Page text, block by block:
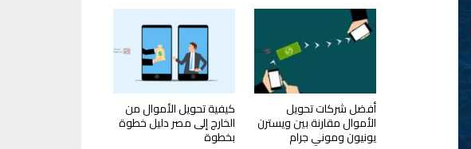
أفضل شركات تحويل
الأموال مقارنة بين ويسترن
يونيون وموني جرام
كيفية تحويل الأموال من
الخارج إلى مصر دليل خطوة
بخطوة